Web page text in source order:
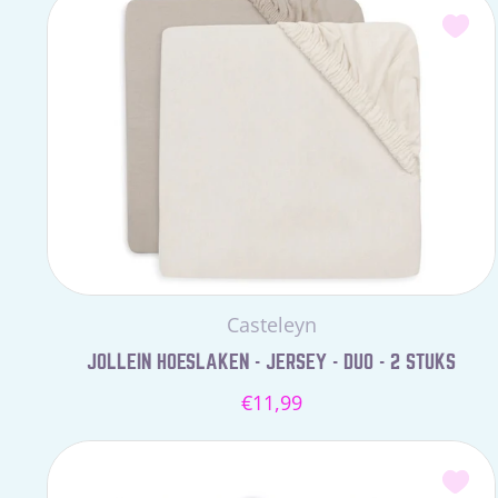
Leverancier:
Casteleyn
JOLLEIN HOESLAKEN - JERSEY - DUO - 2 STUKS
Normale
€11,99